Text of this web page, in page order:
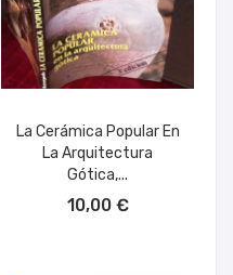
La Cerámica Popular En
La Arquitectura
Gótica,...
10,00 €